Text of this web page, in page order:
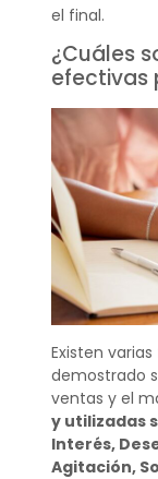
el final.
¿Cuáles
efectivas
Existen
demostrado
ventas y el
y utilizadas
Interés,
Agitación,